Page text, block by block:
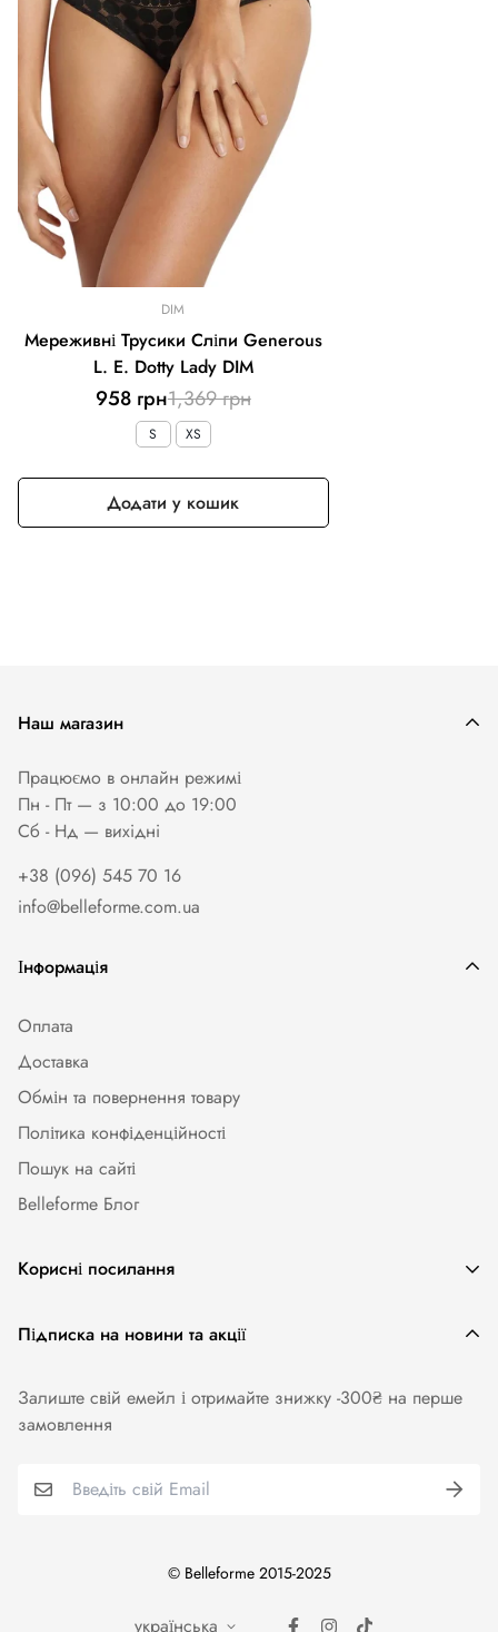
DIM
Мереживні Трусики Сліпи Generous
L. E. Dotty Lady DIM
Ціна
продажу
958 грнЗвичайна
ціна
1,369 грн
S XS
Додати у кошик
Наш магазин
Працюємо в онлайн режимі
Пн - Пт — з 10:00 до 19:00
Сб - Нд — вихiднi
+38 (096) 545 70 16
info@belleforme.com.ua
Інформація
Оплата
Доставка
Обмін та повернення товару
Політика конфіденційності
Пошук на сайті
Belleforme Блог
Корисні посилання
Жіноча білизна
Купальники
Колготи. Панчохи. Шкарпетки
Підписка на новини та акції
Залиште свій емейл і отримайте знижку -300₴ на перше
замовлення
© Belleforme 2015-2025
українська